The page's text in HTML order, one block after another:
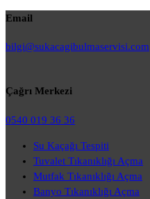
Email
bilgi@sukacagibulmaservisi.com
Çağrı Merkezi
0540 019 36 36
Su Kaçağı Tespiti
Tuvalet Tıkanıklığı Açma
Mutfak Tıkanıklığı Açma
Banyo Tıkanıklığı Açma